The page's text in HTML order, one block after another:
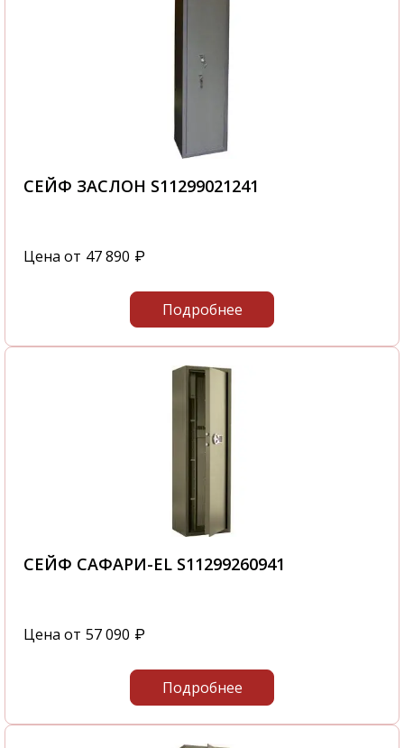
СЕЙФ ЗАСЛОН S11299021241
Цена от 47 890 ₽
Подробнее
СЕЙФ САФАРИ-ЕL S11299260941
Цена от 57 090 ₽
Подробнее